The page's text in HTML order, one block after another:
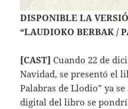
DISPONIBLE LA
“LAUDIOKO BERBAK /
[CAST] Cuando 22 de
Navidad, se presentó el
Palabras de Llodio” ya
digital del libro se